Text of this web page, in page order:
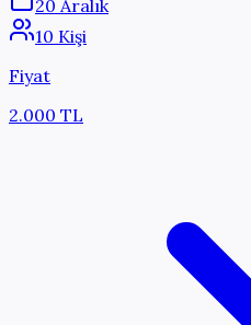
20 Aralık
10 Kişi
Fiyat
2.000 TL